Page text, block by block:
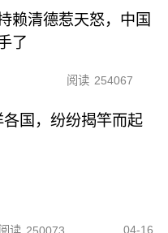
赖清德惹天怒，中国
了
阅读 254067
国，纷纷揭竿而起
04-16